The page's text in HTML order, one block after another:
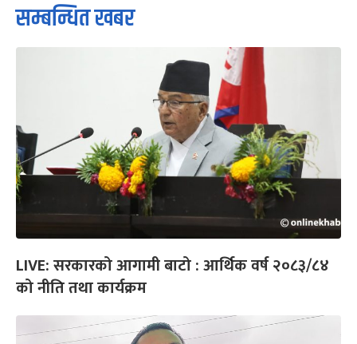
सम्बन्धित खबर
LIVE: सरकारको आगामी बाटो : आर्थिक वर्ष २०८३/८४
को नीति तथा कार्यक्रम